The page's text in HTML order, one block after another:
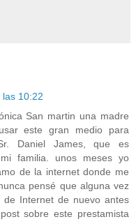
10:22
San martin una madre
este gran medio para
Daniel James, que es
familia. unos meses yo
de la internet donde me
pensé que alguna vez
Internet de nuevo antes
sobre este prestamista